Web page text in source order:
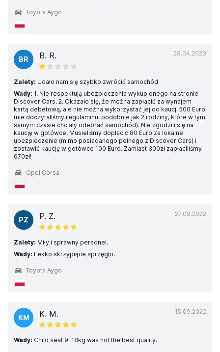
Toyota Aygo
28.04.2023
BR B. R.
Zalety: Udało nam się szybko zwrócić samochód
Wady: 1. Nie respektują ubezpieczenia wykupionego na stronie
Discover Cars. 2. Okazało się, że można zapłacić za wynajem
kartą debetową, ale nie można wykorzystać jej do kaucji 500 Euro
(nie doczytaliśmy regulaminu, podobnie jak 2 rodziny, które w tym
samym czasie chciały odebrać samochód). Nie zgodzili się na
kaucję w gotówce. Musieliśmy dopłacić 80 Euro za lokalne
ubezpieczenie (mimo posiadanego pełnego z Discover Cars) i
zostawić kaucję w gotówce 100 Euro. Zamiast 300zł zapłaciliśmy
670zł!
Opel Corsa
27.09.2022
PZ P. Z.
Zalety: Miły i sprawny personel.
Wady: Lekko skrzypiące sprzęgło.
Toyota Aygo
15.09.2022
KM K. M.
Wady: Child seat 9-18kg was not the best quality.